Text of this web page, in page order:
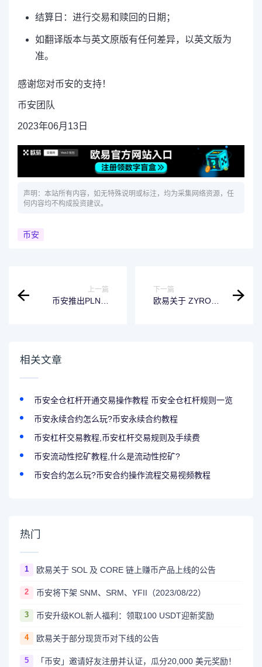
结算日：进行交易和赎回的日期；
如翻译版本与英文原版有任何差异，以英文版为
准。
感谢您对币安的支持！
币安团队
2023年06月13日
声明：本站所有内容，如无特殊说明或标注，均为采集网络资源，任
何内容均不构成投资建议。
币安
上一篇
币安推出PLN、
下一篇
欧易关于 ZYRO、
相关文章
币安全仓杠杆开通交易操作教程 币安全仓杠杆规则一览
币安永续合约怎么玩?币安永续合约教程
币安杠杆交易教程,币安杠杆交易规则及手续费
币安流动性挖矿教程,什么是流动性挖矿?
币安合约怎么玩?币安合约操作流程交易视频教程
热门
1 欧易关于 SOL 及 CORE 链上赚币产品上线的公告
2 币安将下架 SNM、SRM、YFII（2023/08/22）
3 币安升级KOL新人福利：领取100 USDT迎新奖励
4 欧易关于部分现货币对下线的公告
5 「币安」邀请好友注册并认证，瓜分20,000 美元奖励！